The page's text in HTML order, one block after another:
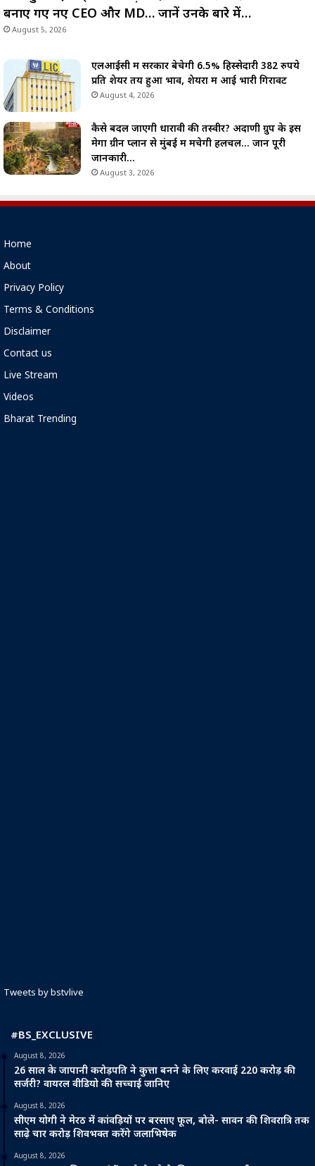
बनाए गए नए CEO और MD… जानें उनके बारे में…
August 5, 2026
एलआईसी में सरकार बेचेगी 6.5% हिस्सेदारी 382 रुपये
प्रति शेयर तय हुआ भाव, शेयरों में आई भारी गिरावट
August 4, 2026
कैसे बदल जाएगी धारावी की तस्वीर? अदाणी ग्रुप के इस
मेगा ग्रीन प्लान से मुंबई में मचेगी हलचल… जानें पूरी
जानकारी…
August 3, 2026
Home
About
Privacy Policy
Terms & Conditions
Disclaimer
Contact us
Live Stream
Videos
Bharat Trending
Tweets by bstvlive
#BS_EXCLUSIVE
August 8, 2026
26 साल के जापानी करोड़पति ने कुत्ता बनने के लिए करवाई 220 करोड़ की
सर्जरी? वायरल वीडियो की सच्चाई जानिए
August 8, 2026
सीएम योगी ने मेरठ में कांवड़ियों पर बरसाए फूल, बोले- सावन की शिवरात्रि तक
साढ़े चार करोड़ शिवभक्त करेंगे जलाभिषेक
August 8, 2026